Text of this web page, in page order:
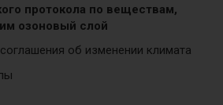
протокола по веществам,
озоновый слой
об изменении климата